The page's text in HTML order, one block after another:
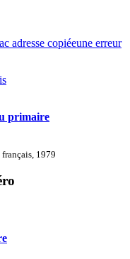
adresse copiéeune erreur
primaire
1979